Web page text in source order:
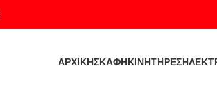
ΑΡΧΙΚΉΣΚΑΦΗΚΙΝΗΤΗΡΕΣ